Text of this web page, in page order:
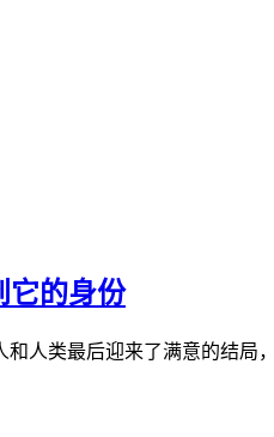
它的身份
人类最后迎来了满意的结